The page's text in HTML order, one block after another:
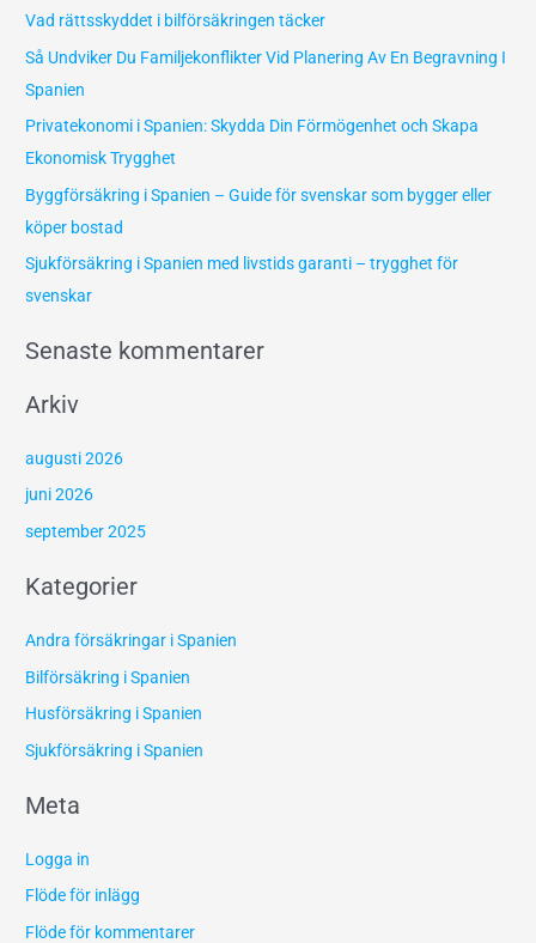
t
e
r
:
Vad rättsskyddet i bilförsäkringen täcker
Så Undviker Du Familjekonflikter Vid Planering Av En Begravning I
Spanien
Privatekonomi i Spanien: Skydda Din Förmögenhet och Skapa
Ekonomisk Trygghet
Byggförsäkring i Spanien – Guide för svenskar som bygger eller
köper bostad
Sjukförsäkring i Spanien med livstids garanti – trygghet för
svenskar
Senaste kommentarer
Arkiv
augusti 2026
juni 2026
september 2025
Kategorier
Andra försäkringar i Spanien
Bilförsäkring i Spanien
Husförsäkring i Spanien
Sjukförsäkring i Spanien
Meta
Logga in
Flöde för inlägg
Flöde för kommentarer